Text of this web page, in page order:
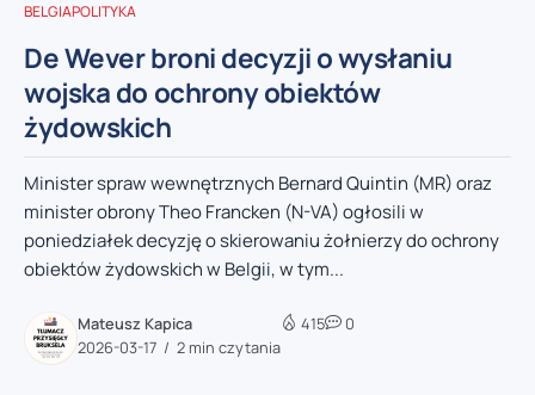
BELGIAPOLITYKA
De Wever broni decyzji o wysłaniu
wojska do ochrony obiektów
żydowskich
Minister spraw wewnętrznych Bernard Quintin (MR) oraz
minister obrony Theo Francken (N-VA) ogłosili w
poniedziałek decyzję o skierowaniu żołnierzy do ochrony
obiektów żydowskich w Belgii, w tym...
Mateusz Kapica
2026-03-17
2 min czytania
415 0